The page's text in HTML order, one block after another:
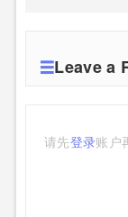
Leave a
请先登录账户